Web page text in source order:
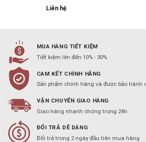
Liên hệ
MUA HÀNG TIẾT KIỆM
Tiết kiệm lên đến 10% - 30%
CAM KẾT CHÍNH HÃNG
Sản phẩm chính hàng và được bảo hành
VẬN CHUYỂN GIAO HÀNG
Giao hàng nhanh chóng trong 24h
ĐỔI TRẢ DỄ DÀNG
Đổi trả trong 2 ngày đầu tiên mua hàng